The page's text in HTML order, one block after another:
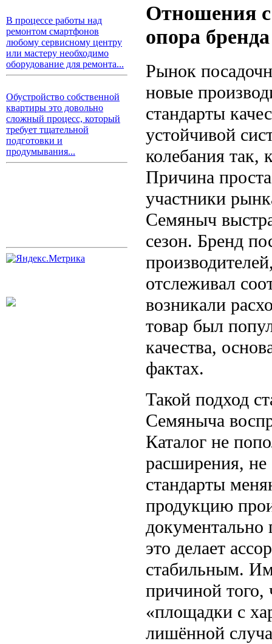
В процессе работы над
ремонтом смартфонов
любому сервисному центру
или мастеру необходимо
оборудование для ремонта...
Обустройство собственной
квартиры это довольно
сложный процесс, который
требует тщательной
подготовки и
продумывания...
Отношения
опора бренда
Рынок
новые
стандарты
устойчивой
колебания так,
Причина
участники
Семяныч
сезон. Бренд
отслеживал
возникали
товар был
качества,
фактах.
Такой подход
Семяныча
Каталог не
расширения, не
стандарты
продукцию
документально
это делает
стабильным.
причиной того,
«площадки с
лишённой